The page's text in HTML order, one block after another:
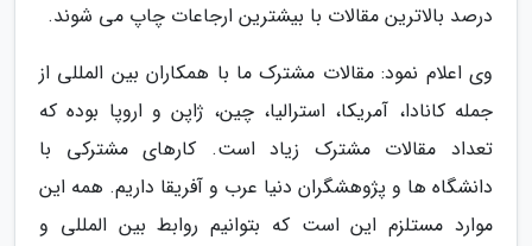
درصد بالاترین مقالات با بیشترین ارجاعات چاپ می شوند.
وی اعلام نمود: مقالات مشترک ما با همکاران بین المللی از
جمله کانادا، آمریکا، استرالیا، چین، ژاپن و اروپا بوده که
تعداد مقالات مشترک زیاد است. کارهای مشترکی با
دانشگاه ها و پژوهشگران دنیا عرب و آفریقا داریم. همه این
موارد مستلزم این است که بتوانیم روابط بین المللی و